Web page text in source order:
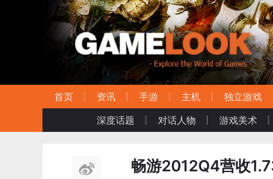
首页 资讯 手游 主机 独立游戏
深度话题
对话人物 游戏美术
畅游2012Q4营收